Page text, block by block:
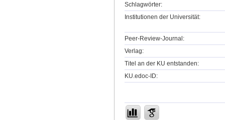
Schlagwörter:
Institutionen der Universität:
Peer-Review-Journal:
Verlag:
Titel an der KU entstanden:
KU.edoc-ID: